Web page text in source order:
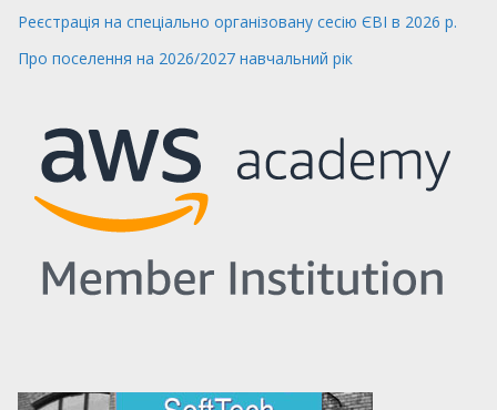
Реєстрація на спеціально організовану сесію ЄВІ в 2026 р.
Про поселення на 2026/2027 навчальний рік